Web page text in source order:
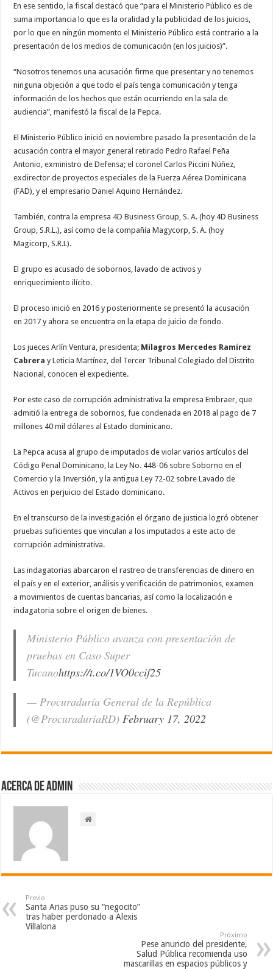
En ese sentido, la fiscal destacó que “para el Ministerio Público es de
suma importancia lo que es la oralidad y la publicidad de los juicios,
por lo que en ningún momento el Ministerio Público está contrario a la
presentación de los medios de comunicación (en los juicios)”.
“Nosotros tenemos una acusación firme que presentar y no tenemos
ninguna objeción a que todo el país tenga comunicación y tenga
información de los hechos que están ocurriendo en la sala de
audiencia”, manifestó la fiscal de la Pepca.
El Ministerio Público inició en noviembre pasado la presentación de la
acusación contra el mayor general retirado Pedro Rafael Peña
Antonio, exministro de Defensa; el coronel Carlos Piccini Núñez,
exdirector de proyectos especiales de la Fuerza Aérea Dominicana
(FAD), y el empresario Daniel Aquino Hernández.
También, contra la empresa 4D Business Group, S. A. (hoy 4D Business
Group, S.R.L.), así como de la compañía Magycorp, S. A. (hoy
Magicorp, S.R.L).
El grupo es acusado de sobornos, lavado de activos y
enriquecimiento ilícito.
El proceso inició en 2016 y posteriormente se presentó la acusación
en 2017 y ahora se encuentra en la etapa de juicio de fondo.
Los jueces Arlín Ventura, presidenta; Milagros Mercedes Ramírez
Cabrera y Leticia Martínez, del Tercer Tribunal Colegiado del Distrito
Nacional, conocen el expediente.
Por este caso de corrupción administrativa la empresa Embraer, que
admitió la entrega de sobornos, fue condenada en 2018 al pago de 7
millones 40 mil dólares al Estado dominicano.
La Pepca acusa al grupo de imputados de violar varios artículos del
Código Penal Dominicano, la Ley No. 448-06 sobre Soborno en el
Comercio y la Inversión, y la antigua Ley 72-02 sobre Lavado de
Activos en perjuicio del Estado dominicano.
En el transcurso de la investigación el órgano de justicia logró obtener
pruebas suficientes que vinculan a los imputados a este acto de
corrupción administrativa.
Las indagatorias abarcaron el rastreo de transferencias de dinero en
el país y en el exterior, análisis y verificación de patrimonios, examen
a movimientos de cuentas bancarias, así como la localización e
indagatoria sobre el origen de bienes.
Ministerio Público avanza con presentación de
pruebas en Caso Super
Tucanohttps://t.co/1VO0ccif25
— Procuraduría General de la República
(@ProcuraduriaRD)February 17, 2022
Acerca de admin
Previo
Santa Arias puso su “negocito”
tras haber perdonado a Alexis
Villalona
Próximo
Pese anuncio del presidente,
Salud Pública recomienda uso
mascarillas en espacios públicos y